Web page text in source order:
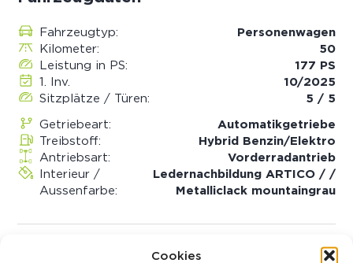
Cookies
Fahrzeugtyp:
Personenwagen
Kilometer:
50
Leistung in PS:
177 PS
1. Inv.
10/2025
Sitzplätze / Türen:
5 / 5
Getriebeart:
Automatik­getriebe
Treibstoff:
Hybrid Benzin/Elektro
Antriebsart:
Vorderradantrieb
Interieur /
Aussenfarbe:
Ledernachbildung ARTICO / /
Metalliclack mountaingrau